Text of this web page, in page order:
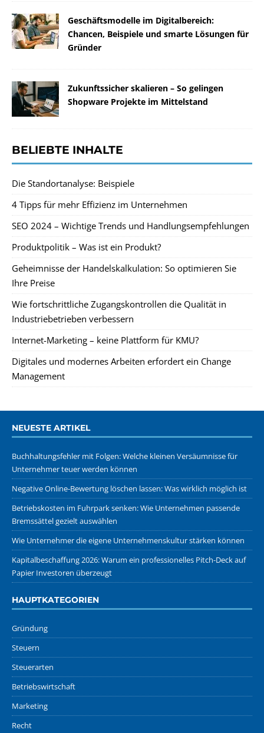
Geschäftsmodelle im Digitalbereich:
Chancen, Beispiele und smarte Lösungen für
Gründer
Zukunftssicher skalieren – So gelingen
Shopware Projekte im Mittelstand
BELIEBTE INHALTE
Die Standortanalyse: Beispiele
4 Tipps für mehr Effizienz im Unternehmen
SEO 2024 – Wichtige Trends und Handlungsempfehlungen
Produktpolitik – Was ist ein Produkt?
Geheimnisse der Handelskalkulation: So optimieren Sie
Ihre Preise
Wie fortschrittliche Zugangskontrollen die Qualität in
Industriebetrieben verbessern
Internet-Marketing – keine Plattform für KMU?
Digitales und modernes Arbeiten erfordert ein Change
Management
NEUESTE ARTIKEL
Buchhaltungsfehler mit Folgen: Welche kleinen Versäumnisse für
Unternehmer teuer werden können
Negative Online-Bewertung löschen lassen: Was wirklich möglich ist
Betriebskosten im Fuhrpark senken: Wie Unternehmen passende
Bremssättel gezielt auswählen
Wie Unternehmer die eigene Unternehmenskultur stärken können
Kapitalbeschaffung 2026: Warum ein professionelles Pitch-Deck auf
Papier Investoren überzeugt
HAUPTKATEGORIEN
Gründung
Steuern
Steuerarten
Betriebswirtschaft
Marketing
Recht